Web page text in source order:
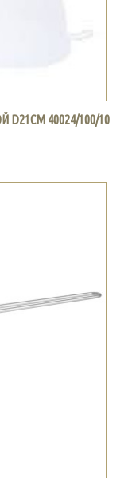
40024/100/10